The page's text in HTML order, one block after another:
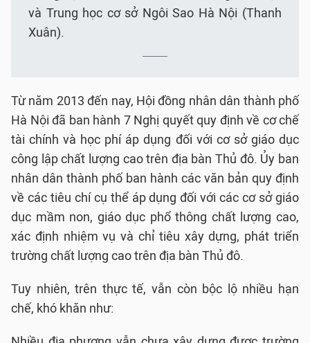
và Trung học cơ sở Ngôi Sao Hà Nội (Thanh
Xuân).
Từ năm 2013 đến nay, Hội đồng nhân dân thành phố
Hà Nội đã ban hành 7 Nghị quyết quy định về cơ chế
tài chính và học phí áp dụng đối với cơ sở giáo dục
công lập chất lượng cao trên địa bàn Thủ đô. Ủy ban
nhân dân thành phố ban hành các văn bản quy định
về các tiêu chí cụ thể áp dụng đối với các cơ sở giáo
dục mầm non, giáo dục phổ thông chất lượng cao,
xác định nhiệm vụ và chỉ tiêu xây dựng, phát triển
trường chất lượng cao trên địa bàn Thủ đô.
Tuy nhiên, trên thực tế, vẫn còn bộc lộ nhiều hạn
chế, khó khăn như: